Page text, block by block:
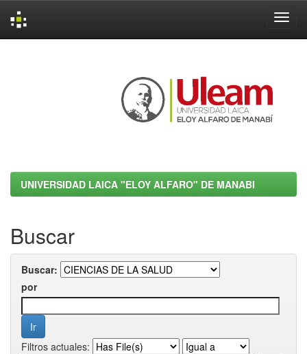
UNIVERSIDAD LAICA "ELOY ALFARO" DE MANABI
Buscar
Buscar:
por
Filtros actuales: